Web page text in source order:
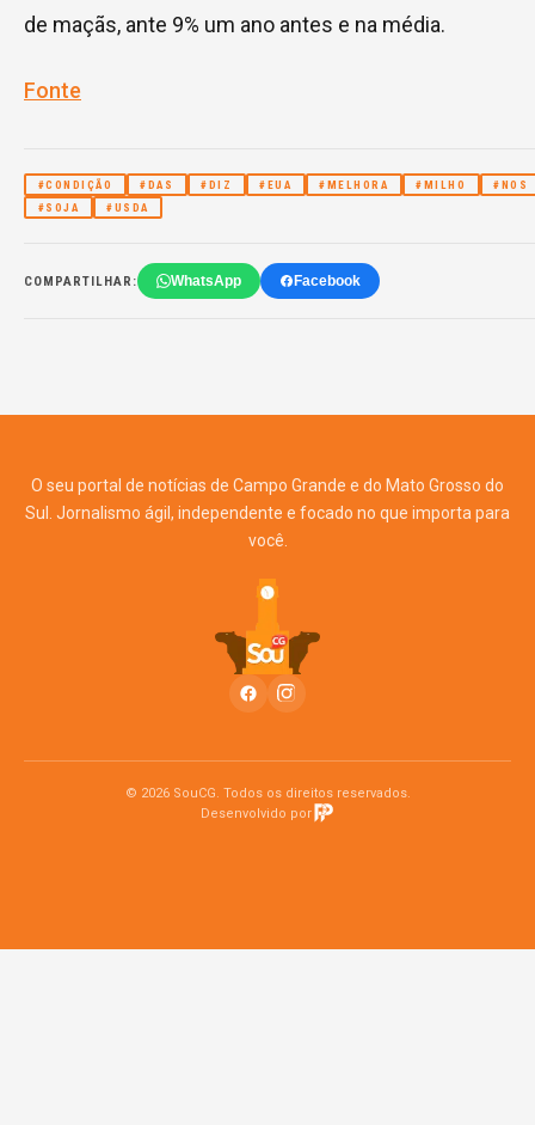
de maçãs, ante 9% um ano antes e na média.
Fonte
#CONDIÇÃO #DAS #DIZ #EUA #MELHORA #MILHO
#NOS
#SOJA
#USDA
COMPARTILHAR: WhatsApp Facebook
O seu portal de notícias de Campo Grande e do Mato Grosso do
Sul. Jornalismo ágil, independente e focado no que importa para
você.
© 2026 SouCG. Todos os direitos reservados.
Desenvolvido por